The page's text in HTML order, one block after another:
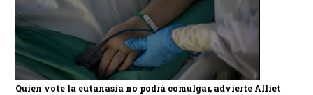
Quien vote la eutanasia no podrá comulgar, advierte Alliet